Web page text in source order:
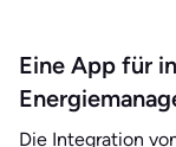
Eine App für
Die Integration